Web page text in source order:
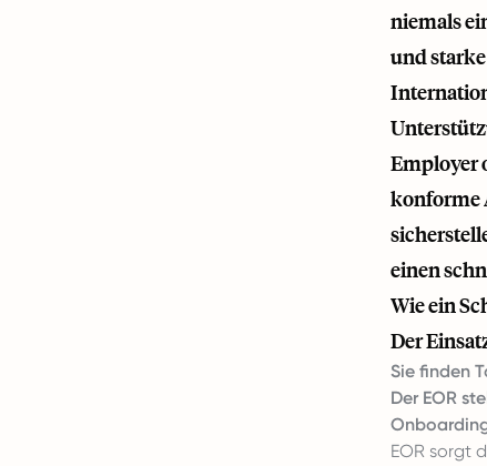
niemals
und
Employer
konforme
einen
Wie ein
Der
Sie finden
Der EOR
EOR sorgt